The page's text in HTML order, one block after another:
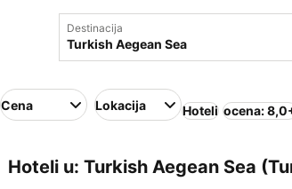
Destinacija
Cena Lokacija Hoteli ocena:
Hoteli u: Turkish Aegean Sea